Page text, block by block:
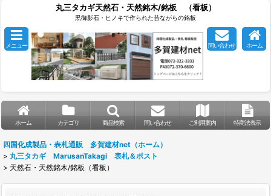
丸三タカギ天然石・天然銘木/銘板 （看板）
黒御影石・ヒノキで作られた昔ながらの銘板
メニュー 問い合わせ ホーム
ホーム カテゴリ 商品検索 問い合わせ ご利用案内 特商法表示
四国化成製品・表札通販 多賀建材net（ホーム）
> 丸三タカギ MarusanTakagi 表札＆ポスト
> 天然石・天然銘木/銘板（看板）